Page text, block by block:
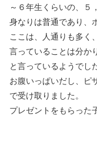
～６年生くらいの、５
身なりは普通であり、
ここは、人通りも多く
言っていることは分か
と言っているようでし
お腹いっぱいだし、ピ
で受け取りました。
プレゼントをもらった